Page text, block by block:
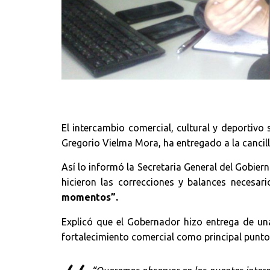
El intercambio comercial, cultural y deportivo
Gregorio Vielma Mora, ha entregado a la
Así lo informó la Secretaria General del
hicieron las correcciones y balances
momentos”.
Explicó que el Gobernador hizo entrega de
fortalecimiento comercial como principal